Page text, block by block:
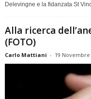
Delevingne e la fidanzata St
Alla ricerca
(FOTO)
Carlo Mattiani - 19 Novembre